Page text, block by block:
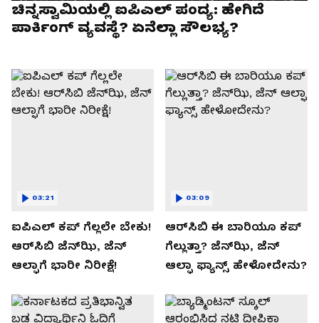
ಚಿನ್ನಸ್ವಾಮಿಯಲ್ಲಿ ಐಪಿಎಲ್‌ ಪಂದ್ಯ: ಹೇಗಿದೆ
ಪಾರ್ಕಿಂಗ್ ವ್ಯವಸ್ಥೆ? ಏನೆಲ್ಲಾ ಸೌಲಭ್ಯ?
ಐಪಿಎಲ್ ಕಪ್‌ ಗೆಲ್ಲಲೇ ಬೇಕು!
ಆರ್‌ಸಿಬಿ ಜೆನ್‌ಝಿ, ಜೆನ್‌
ಆಲ್ಫಾಗೆ ಭಾರೀ ನಿರೀಕ್ಷೆ!
03:21
ಆರ್‌ಸಿಬಿ ಈ ಬಾರಿಯೂ ಕಪ್‌
ಗೆಲ್ಲುತ್ತಾ? ಜೆನ್‌ಝಿ, ಜೆನ್‌
ಆಲ್ಫಾ ಫ್ಯಾನ್ಸ್ ಹೇಳೋದೇನು?
03:09